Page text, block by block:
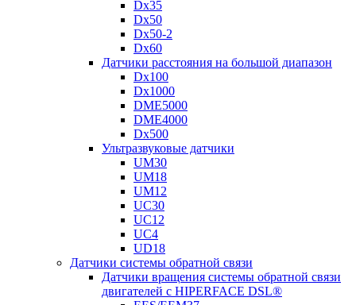
Dx35
Dx50
Dx50-2
Dx60
Датчики расстояния на большой диапазон
Dx100
Dx1000
DME5000
DME4000
Dx500
Ультразвуковые датчики
UM30
UM18
UM12
UC30
UC12
UC4
UD18
Датчики системы обратной связи
Датчики вращения системы обратной связи
двигателей с HIPERFACE DSL®